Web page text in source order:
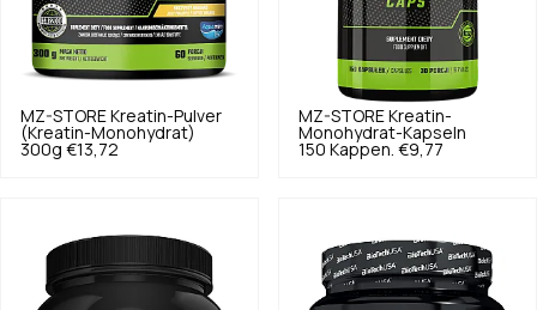
MZ-STORE Kreatin-Pulver
(Kreatin-Monohydrat)
300g €13,72
MZ-STORE Kreatin-
Monohydrat-Kapseln
150 Kappen. €9,77